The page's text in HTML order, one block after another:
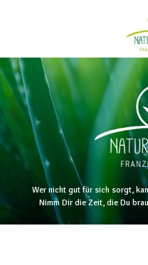
Wer nicht gut für sich sorgt,
Nimm Dir die Zeit, die Du